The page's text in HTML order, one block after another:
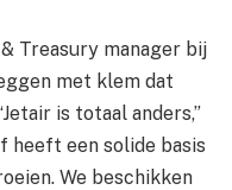
Treasury manager bij
met klem dat
is totaal anders,”
heeft een solide basis
We beschikken